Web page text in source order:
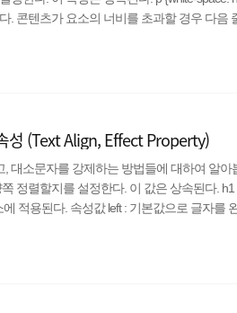
. 콘텐츠가 요소의 너비를 초과할 경우 다음
드를 지정할 경우에 지원된다. !DOCTYPE
성 (Text Align, Effect Property)
대소문자를 강제하는 방법들에 대하여 알아
정렬할지를 설정한다. 이 값은 상속된다. h1
에 적용된다. 속성값 left : 기본값으로 글자를
지원 현황 인터넷익스플로우 파